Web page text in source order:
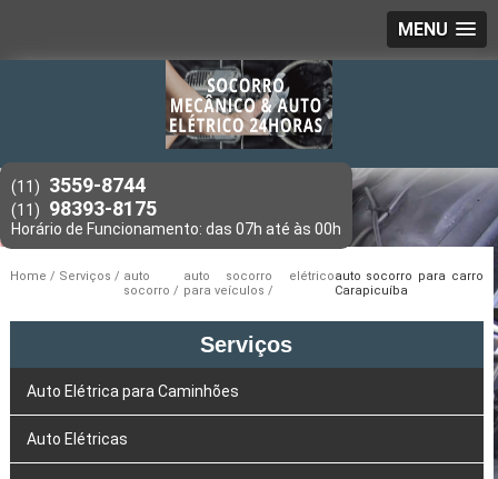
MENU
(11) 3559-8744
(11) 98393-8175
Home Serviços
auto
socorro
auto socorro elétrico
para veículos
auto socorro para carro
Carapicuíba
Serviços
Auto Elétrica para Caminhões
Auto Elétricas